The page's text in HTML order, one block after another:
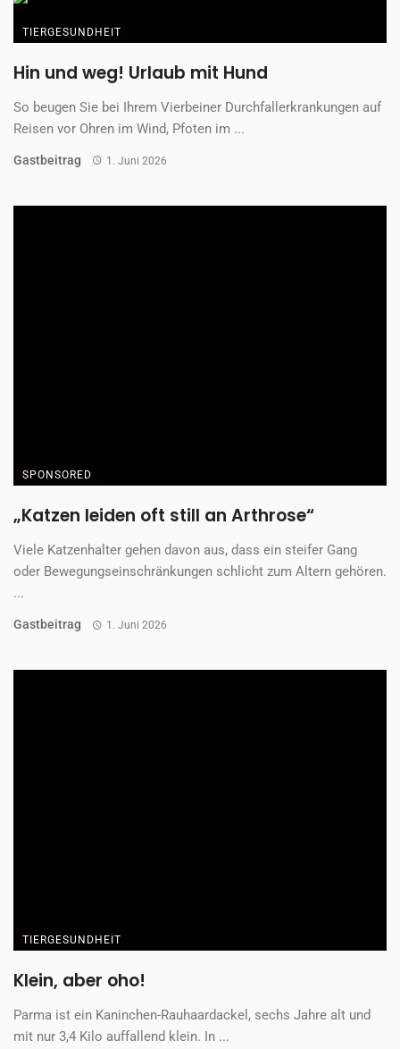
TIERGESUNDHEIT
Hin und weg! Urlaub mit Hund
So beugen Sie bei Ihrem Vierbeiner Durchfallerkrankungen auf
Reisen vor Ohren im Wind, Pfoten im ...
Gastbeitrag 1. Juni 2026
Klein, aber oho!
Parma ist ein Kaninchen-Rauhaardackel, sechs Jahre alt und
1. Juni 2026
gemeinsam handeln“
Nathan Goldblat nutzt Social Media als Werkzeug für
Veränderung. Was als klassische Creator-Karriere begann,
wurde ...